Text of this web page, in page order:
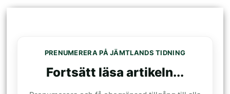
PRENUMERERA PÅ JÄMTLANDS TIDNING
Fortsätt läsa artikeln...